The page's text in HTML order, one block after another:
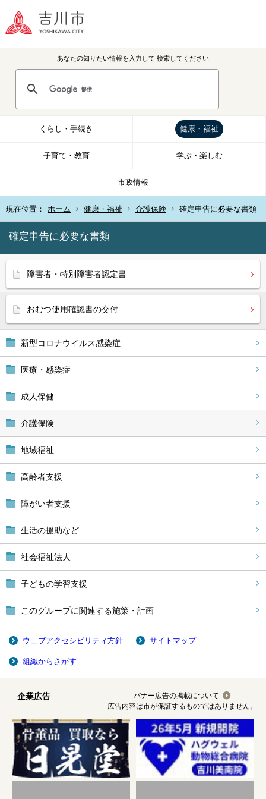
あなたの知りたい情報を入力して 検索してください
くらし・手続き 健康・福祉
子育て・教育 学ぶ・楽しむ
市政情報
現在位置： ホーム 健康・福祉 介護保険 確定申告に必要な書類
新型コロナウイルス感染症
医療・感染症
成人保健
介護保険
地域福祉
高齢者支援
障がい者支援
生活の援助など
社会福祉法人
子どもの学習支援
このグループに関連する施策・計画
確定申告に必要な書類
障害者・特別障害者認定書
おむつ使用確認書の交付
ウェブアクセシビリティ方針 サイトマップ
組織からさがす
企業広告
バナー広告の掲載について
広告内容は市が保証するものではありません。